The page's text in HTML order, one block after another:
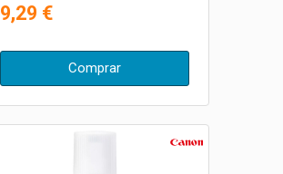
9,29 €
Comprar